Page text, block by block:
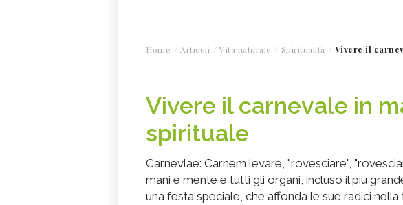
Home Articoli Vita naturale Spiritualità Vivere il
Vivere il carnevale in
spirituale
Carnevlae: Carnem levare, "rovesciare",
mani e mente e tutti gli organi, incluso il più
una festa speciale, che affonda le sue radici